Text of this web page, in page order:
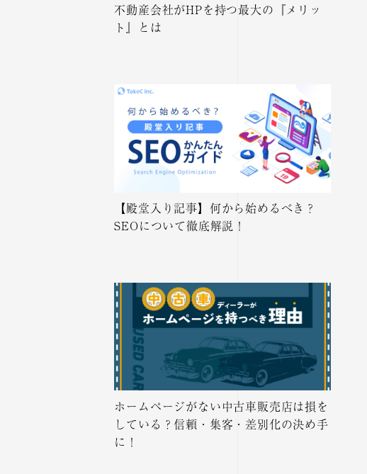
不動産会社がHPを持つ最大の『メリッ
ト』とは
【殿堂入り記事】何から始めるべき？
SEOについて徹底解説！
ホームページがない中古車販売店は損を
している？信頼・集客・差別化の決め手
に！